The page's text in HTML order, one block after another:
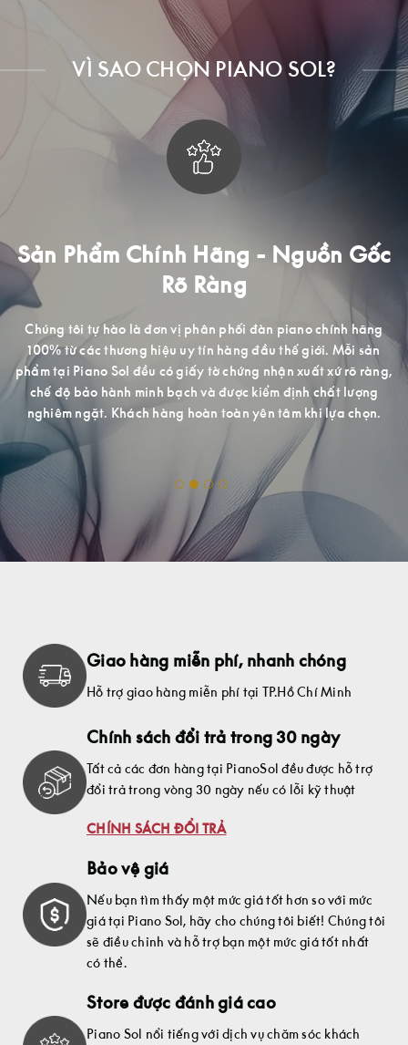
VÌ SAO CHỌN PIANO SOL?
Trải Nghiệm Mua Sắm Đẳng Cấp
Với mong muốn mang đến cho khách hàng tại Việt Nam được
tiếp cận những dòng sản phẩm cao cấp, chất lượng cao, Piano
Sol trang bị một không gian chuyên nghiệp lịch sự, nhiều mẫu
mã cho quý khách hàng hài lòng khi đến trải nghiệm và mua
sắm.
Giao hàng miễn phí, nhanh chóng
Hỗ trợ giao hàng miễn phí tại TP.Hồ Chí Minh
Chính sách đổi trả trong 30 ngày
Tất cả các đơn hàng tại PianoSol đều được hỗ trợ
đổi trả trong vòng 30 ngày nếu có lỗi kỹ thuật
CHÍNH SÁCH ĐỔI TRẢ
Bảo vệ giá
Nếu bạn tìm thấy một mức giá tốt hơn so với mức
giá tại Piano Sol, hãy cho chúng tôi biết! Chúng tôi
sẽ điều chỉnh và hỗ trợ bạn một mức giá tốt nhất
có thể.
Store được đánh giá cao
Piano Sol nổi tiếng với dịch vụ chăm sóc khách